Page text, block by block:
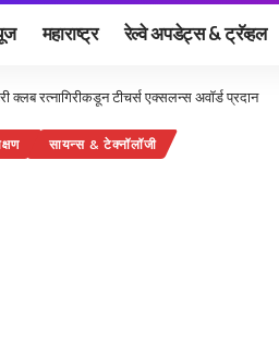
महाराष्ट्र रेल्वे अपडेट्स & ट्रॅव्हल
क्लब रत्नागिरीकडून टीचर्स एक्सलन्स अवॉर्ड प्रदान
सायन्स & टेक्नॉलॉजी